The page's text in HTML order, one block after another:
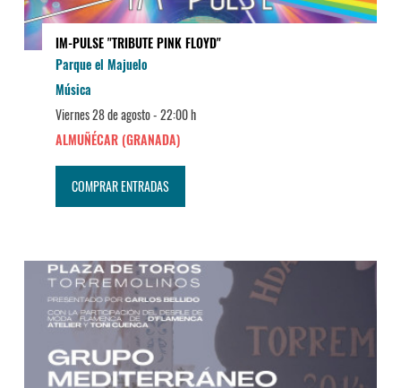
IM-PULSE "TRIBUTE PINK FLOYD"
Parque el Majuelo
Música
Viernes 28 de agosto -22:00 h
ALMUÑÉCAR (GRANADA)
COMPRAR ENTRADAS